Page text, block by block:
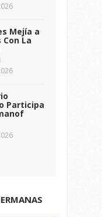
Mejía a
Con La
Participa